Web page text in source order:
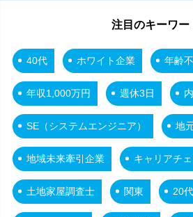
注目のキーワー
40代 ホワイト企業 年齢
年収1,000万円 週休3日
SE（システムエンジニア） 地
地域未来牽引企業 キャリアチ
土地家屋調査士 関東 20